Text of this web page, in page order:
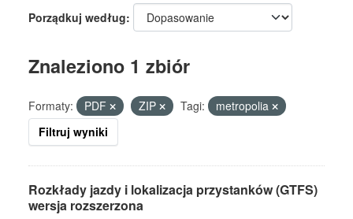
Porządkuj według
Znaleziono 1 zbiór
Formaty: PDF ZIP Tagi:
metropolia
Filtruj wyniki
Rozkłady jazdy i lokalizacja przystanków (GTFS)
wersja rozszerzona